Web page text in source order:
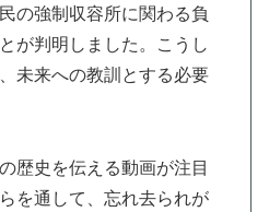
の強制収容所に関わる負
が判明しました。こうし
未来への教訓とする必要
歴史を伝える動画が注目
を通して、忘れ去られが